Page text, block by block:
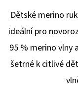
Dětské merino
ideální pro
95 % merino vlny
šetrné k citlivé
B
U
J
E